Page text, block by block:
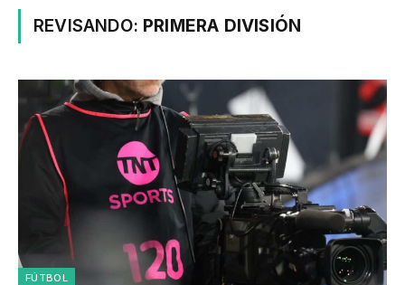
REVISANDO: PRIMERA DIVISIÓN
FÚTBOL